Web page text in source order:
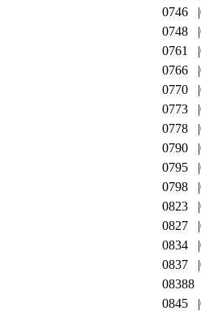
0746
0748
0761
0766
0770
0773
0778
0790
0795
0798
0823
0827
0834
0837
08388
0845